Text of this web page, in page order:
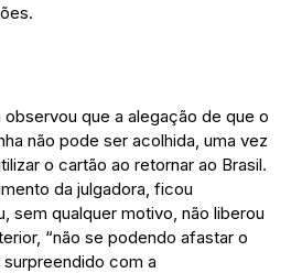
que a alegação de que o
não pode ser acolhida, uma vez
o cartão ao retornar ao Brasil.
da julgadora, ficou
sem qualquer motivo, não liberou
“não se podendo afastar o
com a